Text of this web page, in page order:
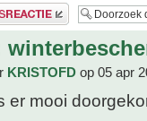
reactie
KRISTOFD op 05 apr
er mooi